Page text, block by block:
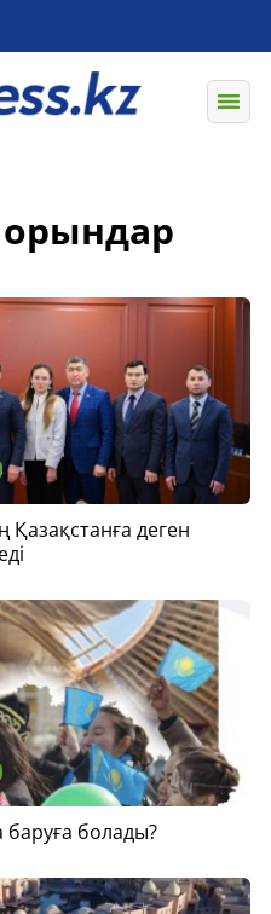
Қазақстанға деген
баруға болады?